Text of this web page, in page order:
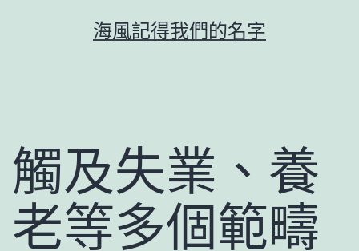
海風記得我們的名字
觸及失業、養
老等多個範疇